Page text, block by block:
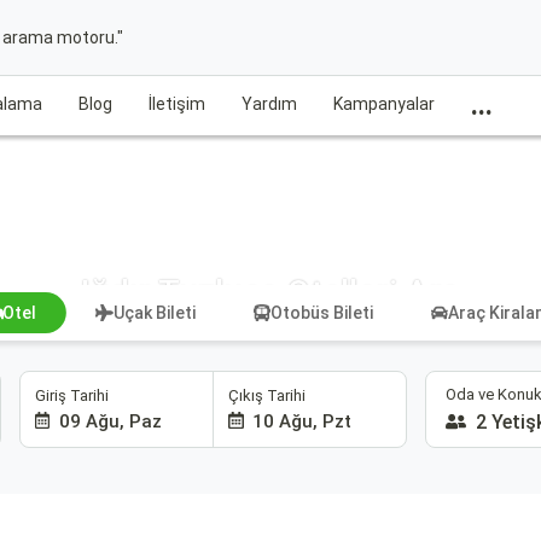
motoru."
Blog İletişim Yardım Kampanyalar ...
Iğdır Tuzluca Otelleri Ara
Otel Uçak Bileti Otobüs Bileti Araç
Giriş Tarihi
09 Ağu, Paz
Çıkış Tarihi
10 Ağu, Pzt
Oda ve Konuk
2